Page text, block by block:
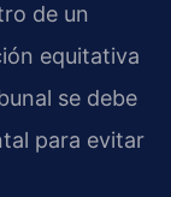
de un
equitativa
se debe
para evitar